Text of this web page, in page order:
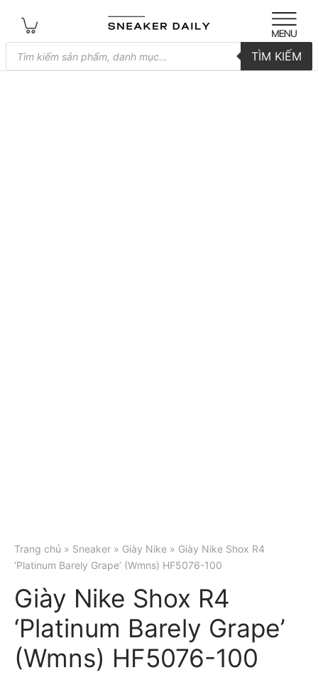
Tìm
kiếm
sản
TÌM KIẾM
Trang chủ » Sneaker » Giày Nike » Giày Nike Shox R4
‘Platinum Barely Grape’ (Wmns) HF5076-100
Giày Nike Shox R4
‘Platinum Barely Grape’
(Wmns) HF5076-100